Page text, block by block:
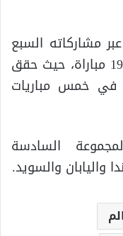
مشاركاته السبع
في البطولة، خاض منتخب تونس 19 مباراة، حيث حقق
في خمس مباريات
السادسة
واليابان والسويد.